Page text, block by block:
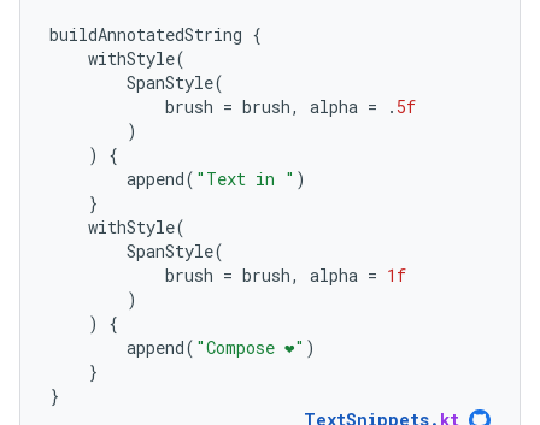
buildAnnotatedString {
withStyle(
SpanStyle(
brush = brush, alpha = . 5f
)
)
{
append( "Text in " )
}
withStyle(
SpanStyle(
brush = brush, alpha = 1f
)
)
{
append( "Compose ❤️" )
}
}
TextSnippets. kt